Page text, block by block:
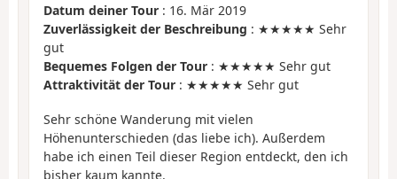
Datum deiner Tour : 16. Mär 2019
Zuverlässigkeit der Beschreibung : ★★★★★ Sehr
gut
Bequemes Folgen der Tour : ★★★★★ Sehr gut
Attraktivität der Tour : ★★★★★ Sehr gut
Sehr schöne Wanderung mit vielen
Höhenunterschieden (das liebe ich). Außerdem
habe ich einen Teil dieser Region entdeckt, den ich
bisher kaum kannte.